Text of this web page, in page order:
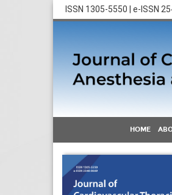
ISSN 1305-5550 | e-ISSN
HOME